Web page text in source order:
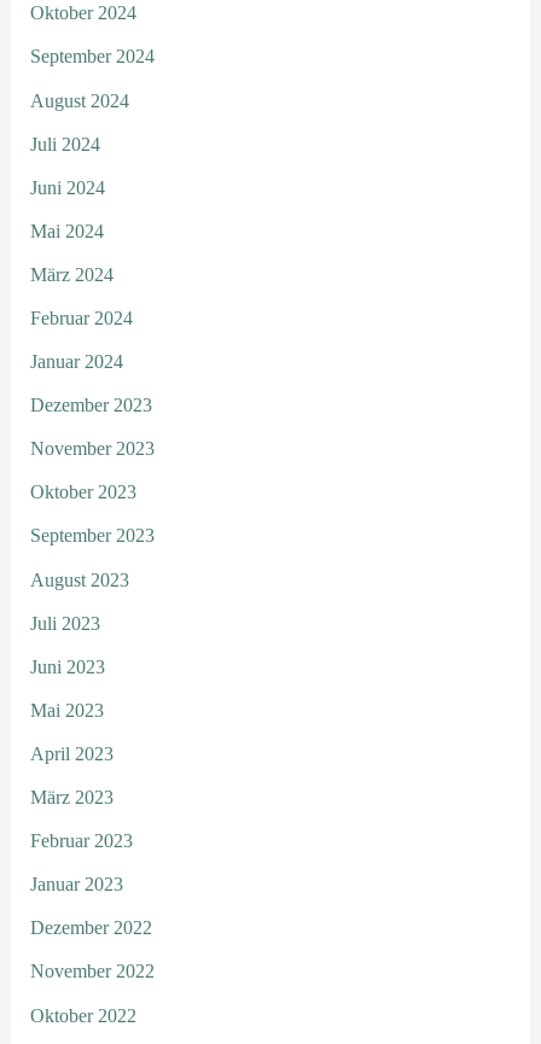
Oktober 2024
September 2024
August 2024
Juli 2024
Juni 2024
Mai 2024
März 2024
Februar 2024
Januar 2024
Dezember 2023
November 2023
Oktober 2023
September 2023
August 2023
Juli 2023
Juni 2023
Mai 2023
April 2023
März 2023
Februar 2023
Januar 2023
Dezember 2022
November 2022
Oktober 2022